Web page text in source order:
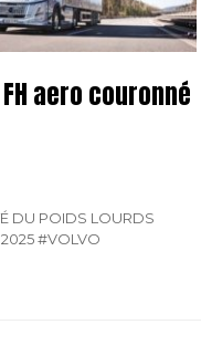
aero couronné
DU POIDS LOURDS
#VOLVO